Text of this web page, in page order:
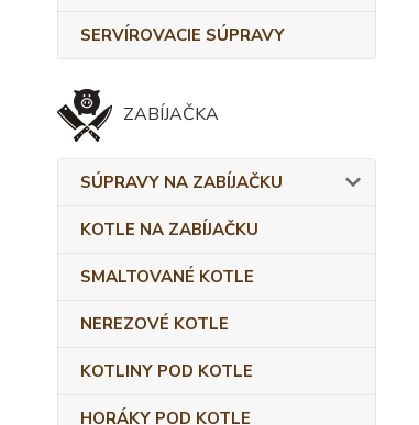
SERVÍROVACIE SÚPRAVY
ZABÍJAČKA
SÚPRAVY NA ZABÍJAČKU
KOTLE NA ZABÍJAČKU
SMALTOVANÉ KOTLE
NEREZOVÉ KOTLE
KOTLINY POD KOTLE
HORÁKY POD KOTLE